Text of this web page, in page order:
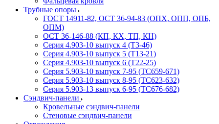
Трубные опоры
ГОСТ 14911-82, ОСТ 36-94-83 (ОПХ, ОПП, ОПБ,
ОПМ)
ОСТ 36-146-88 (КП, КХ, ТП, КН)
Серия 4.903-10 выпуск 4 (Т3-46)
Серия 4.903-10 выпуск 5 (Т13-21)
Серия 4.903-10 выпуск 6 (Т22-25)
Серия 5.903-10 выпуск 7-95 (ТС659-671)
Серия 5.903-10 выпуск 8-95 (ТС623-632)
Серия 5.903-13 выпуск 6-95 (ТС676-682)
Сэндвич-панели
Кровельные сэндвич-панели
Стеновые сэндвич-панели